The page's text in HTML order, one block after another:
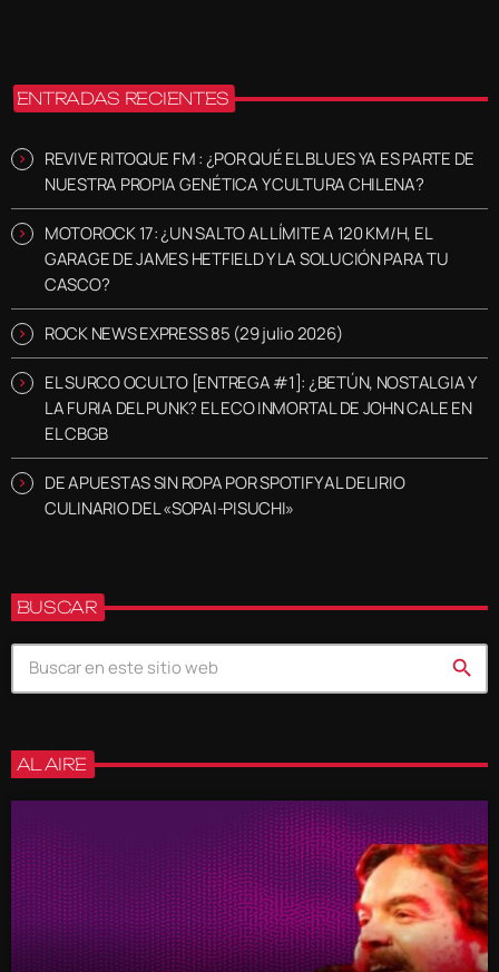
ENTRADAS RECIENTES
REVIVE RITOQUE FM : ¿POR QUÉ EL BLUES YA ES PARTE DE
NUESTRA PROPIA GENÉTICA Y CULTURA CHILENA?
MOTOROCK 17: ¿UN SALTO AL LÍMITE A 120 KM/H, EL
GARAGE DE JAMES HETFIELD Y LA SOLUCIÓN PARA TU
CASCO?
ROCK NEWS EXPRESS 85 (29 julio 2026)
EL SURCO OCULTO [ENTREGA #1]: ¿BETÚN, NOSTALGIA Y
LA FURIA DEL PUNK? EL ECO INMORTAL DE JOHN CALE EN
EL CBGB
DE APUESTAS SIN ROPA POR SPOTIFY AL DELIRIO
CULINARIO DEL «SOPAI-PISUCHI»
BUSCAR
search
AL AIRE